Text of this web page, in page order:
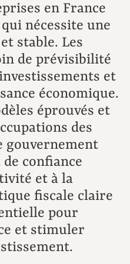
en France
nécessite une
stable. Les
de prévisibilité
et
économique.
éprouvés et
des
gouvernement
confiance
et à la
fiscale claire
pour
et stimuler